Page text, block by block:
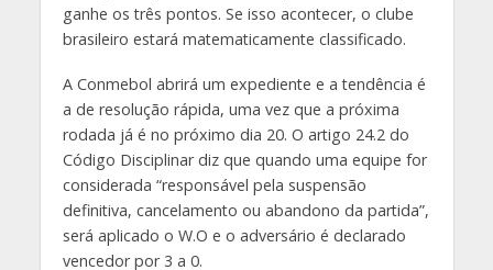
ganhe os três pontos. Se isso acontecer, o clube
brasileiro estará matematicamente classificado.
A Conmebol abrirá um expediente e a tendência é
a de resolução rápida, uma vez que a próxima
rodada já é no próximo dia 20. O artigo 24.2 do
Código Disciplinar diz que quando uma equipe for
considerada “responsável pela suspensão
definitiva, cancelamento ou abandono da partida”,
será aplicado o W.O e o adversário é declarado
vencedor por 3 a 0.